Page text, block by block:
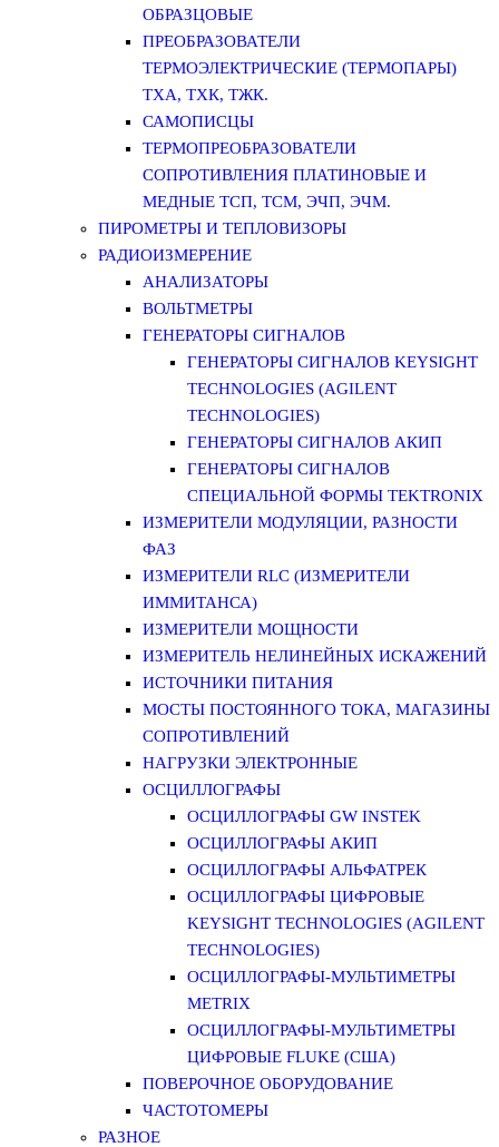
ОБРАЗЦОВЫЕ
ПРЕОБРАЗОВАТЕЛИ
ТЕРМОЭЛЕКТРИЧЕСКИЕ (ТЕРМОПАРЫ)
ТХА, ТХК, ТЖК.
САМОПИСЦЫ
ТЕРМОПРЕОБРАЗОВАТЕЛИ
СОПРОТИВЛЕНИЯ ПЛАТИНОВЫЕ И
МЕДНЫЕ ТСП, ТСМ, ЭЧП, ЭЧМ.
ПИРОМЕТРЫ И ТЕПЛОВИЗОРЫ
РАДИОИЗМЕРЕНИЕ
АНАЛИЗАТОРЫ
ВОЛЬТМЕТРЫ
ГЕНЕРАТОРЫ СИГНАЛОВ
ГЕНЕРАТОРЫ СИГНАЛОВ KEYSIGHT
TECHNOLOGIES (AGILENT
TECHNOLOGIES)
ГЕНЕРАТОРЫ СИГНАЛОВ АКИП
ГЕНЕРАТОРЫ СИГНАЛОВ
СПЕЦИАЛЬНОЙ ФОРМЫ TEKTRONIX
ИЗМЕРИТЕЛИ МОДУЛЯЦИИ, РАЗНОСТИ
ФАЗ
ИЗМЕРИТЕЛИ RLC (ИЗМЕРИТЕЛИ
ИММИТАНСА)
ИЗМЕРИТЕЛИ МОЩНОСТИ
ИЗМЕРИТЕЛЬ НЕЛИНЕЙНЫХ ИСКАЖЕНИЙ
ИСТОЧНИКИ ПИТАНИЯ
МОСТЫ ПОСТОЯННОГО ТОКА, МАГАЗИНЫ
СОПРОТИВЛЕНИЙ
НАГРУЗКИ ЭЛЕКТРОННЫЕ
ОСЦИЛЛОГРАФЫ
ОСЦИЛЛОГРАФЫ GW INSTEK
ОСЦИЛЛОГРАФЫ АКИП
ОСЦИЛЛОГРАФЫ АЛЬФАТРЕК
ОСЦИЛЛОГРАФЫ ЦИФРОВЫЕ
KEYSIGHT TECHNOLOGIES (AGILENT
TECHNOLOGIES)
ОСЦИЛЛОГРАФЫ-МУЛЬТИМЕТРЫ
METRIX
ОСЦИЛЛОГРАФЫ-МУЛЬТИМЕТРЫ
ЦИФРОВЫЕ FLUKE (США)
ПОВЕРОЧНОЕ ОБОРУДОВАНИЕ
ЧАСТОТОМЕРЫ
РАЗНОЕ